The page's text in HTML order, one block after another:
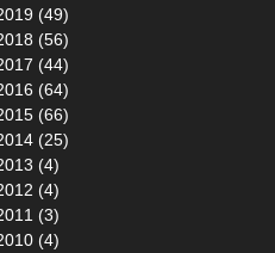
(49)
(56)
(44)
(64)
(66)
(25)
(4)
(4)
(3)
(4)